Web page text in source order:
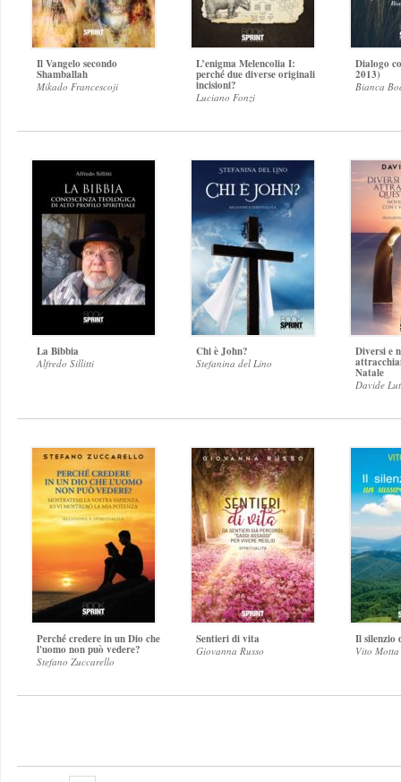
Il Vangelo secondo
Shamballah
Mikado Francescoji
L’enigma Melencolia I:
perché due diverse originali
incisioni?
Luciano Fonzi
Dialogo
2013)
Bianca
La Bibbia
Alfredo Sillitti
Chi è John?
Stefanina del Lino
Diversi e
Natale
Davide
Perché credere in un Dio che
l'uomo non può vedere?
Stefano Zuccarello
Sentieri di vita
Giovanna Russo
Il silenzio
Vito Motta